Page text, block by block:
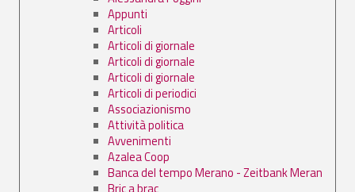
Appunti
Articoli
Articoli di giornale
Articoli di giornale
Articoli di giornale
Articoli di periodici
Associazionismo
Attività politica
Avvenimenti
Azalea Coop
Banca del tempo Merano - Zeitbank Meran
Bric a brac